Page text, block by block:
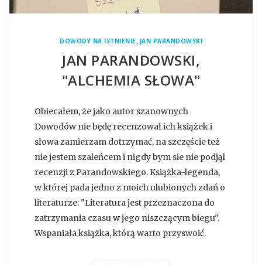
DOWODY NA ISTNIENIE, JAN PARANDOWSKI
JAN PARANDOWSKI,
"ALCHEMIA SŁOWA"
Obiecałem, że jako autor szanownych
Dowodów nie będę recenzował ich książek i
słowa zamierzam dotrzymać, na szczęście też
nie jestem szaleńcem i nigdy bym sie nie podjąl
recenzji z Parandowskiego. Książka-legenda,
w której pada jedno z moich ulubionych zdań o
literaturze: "Literatura jest przeznaczona do
zatrzymania czasu w jego niszczącym biegu".
Wspaniała książka, którą warto przyswoić.